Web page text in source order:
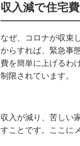
収入減で住宅
なぜ、コロナが収束
からすれば、緊急事
費を簡単に上げるわ
制限されています。
収入が減り、苦しい
すことです。ここに